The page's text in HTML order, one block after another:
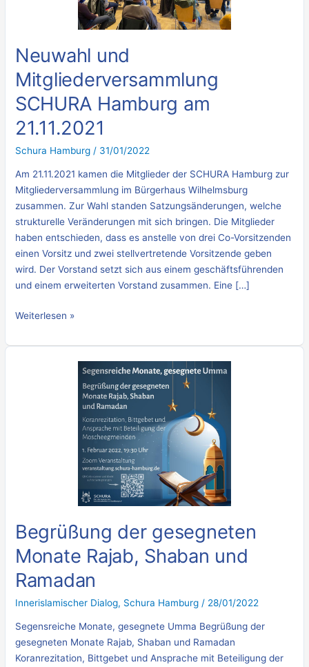
Neuwahl und
Mitgliederversammlung
SCHURA Hamburg am
21.11.2021
Schura Hamburg / 31/01/2022
Am 21.11.2021 kamen die Mitglieder der SCHURA Hamburg zur
Mitgliederversammlung im Bürgerhaus Wilhelmsburg
zusammen. Zur Wahl standen Satzungsänderungen, welche
strukturelle Veränderungen mit sich bringen. Die Mitglieder
haben entschieden, dass es anstelle von drei Co-Vorsitzenden
einen Vorsitz und zwei stellvertretende Vorsitzende geben
wird. Der Vorstand setzt sich aus einem geschäftsführenden
und einem erweiterten Vorstand zusammen. Eine […]
Weiterlesen »
Begrüßung der gesegneten
Monate Rajab, Shaban und
Ramadan
Innerislamischer Dialog, Schura Hamburg / 28/01/2022
Segensreiche Monate, gesegnete Umma Begrüßung der
gesegneten Monate Rajab, Shaban und Ramadan
Koranrezitation, Bittgebet und Ansprache mit Beteiligung der